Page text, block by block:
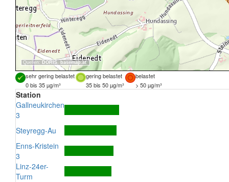
Quellen: DORIS, basemap.at
sehr gering belastet gering belastet
belastet
0 bis 35 µg/m³
35 bis 50 µg/m³ > 50 µg/m³
Station
Gallneukirchen
3
Steyregg-Au
Enns-Kristein
3
Linz-24er-
Turm